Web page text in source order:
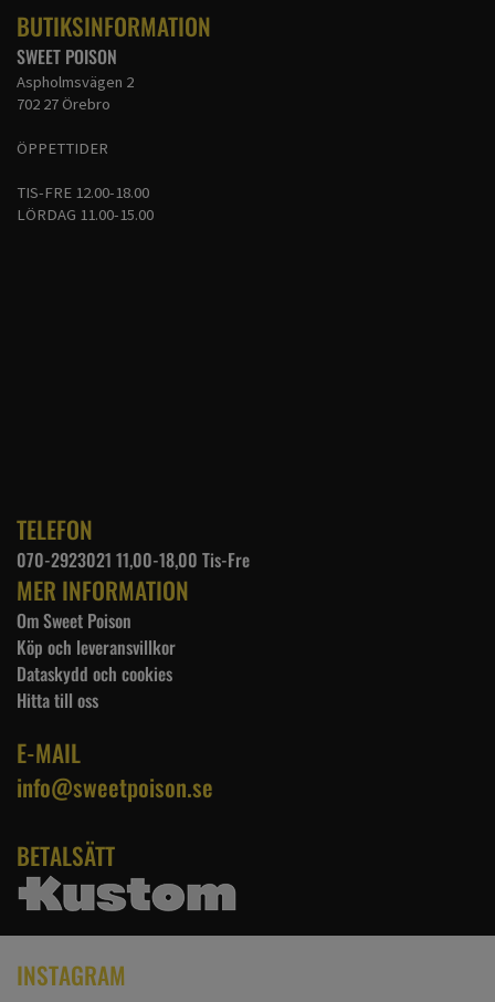
BUTIKSINFORMATION
SWEET POISON
Aspholmsvägen 2
702 27 Örebro
ÖPPETTIDER
TIS-FRE 12.00-18.00
LÖRDAG 11.00-15.00
TELEFON
070-2923021 11,00-18,00 Tis-Fre
MER INFORMATION
Om Sweet Poison
Köp och leveransvillkor
Dataskydd och cookies
Hitta till oss
E-MAIL
info@sweetpoison.se
BETALSÄTT
INSTAGRAM